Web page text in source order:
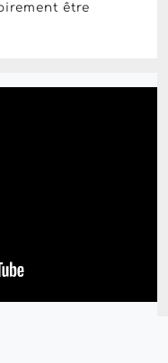
être